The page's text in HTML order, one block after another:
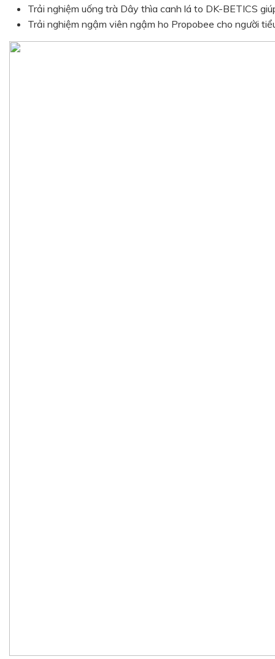
Trải nghiệm uống trà Dây thìa canh lá to DK-BETICS
Trải nghiệm ngậm viên ngậm ho Propobee cho người